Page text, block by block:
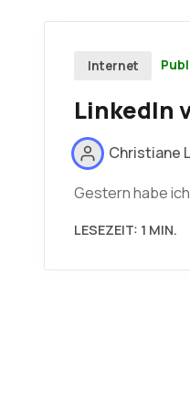
Internet
LinkedIn
Christiane
Gestern habe
LESEZEIT: 1 MIN.